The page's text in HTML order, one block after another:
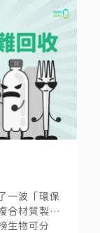
一波「環保
合材質製成
生物可分